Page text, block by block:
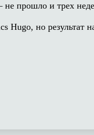
прошло и трех
но результат